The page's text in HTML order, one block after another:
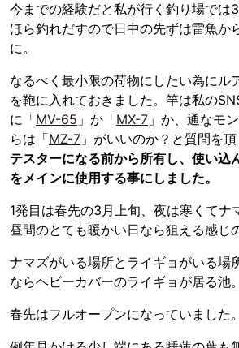
今までの経験だと私が行く釣り場では
ほら釣れだすので日中の先ずは雷魚か
に。
なるべく最小限の荷物にしたい為にル
を鞄に入れておきました。竿は私の
に「MV-65 」か「MX-7 」か、通なモ
らは「MZ-7 」がいいのか？と質問を頂
テスターになる前から所有し、使い込
をメインに使用する事にしました。
1発目は春先の3月上旬、夜は寒くてナ
昼間のとても暖かい日なら狙える感じ
ナマズがいる場所とライギョがいる場
ならヘビーカバーのライギョが居る池。
春先はフルオープンになっていました。